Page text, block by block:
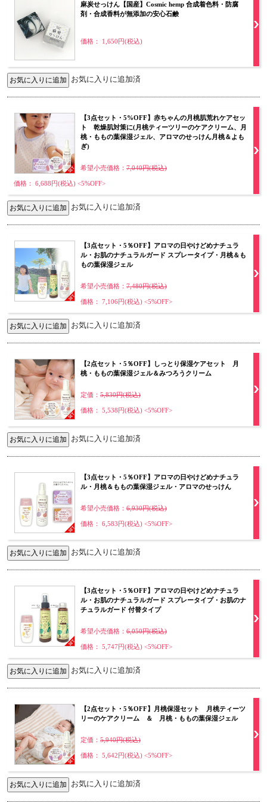
麻炭せっけん【国産】Cosmic hemp 合成着色料・防腐
剤・合成香料が無添加の安心石鹸
価格： 1,650円(税込)
お気に入りに追加済
【3点セット・5%OFF】赤ちゃんの月桃肌荒れケアセッ
ト 乾燥肌対策に(月桃ティーツリーのケアクリーム、月
桃・ももの葉保湿ジェル、アロマのせっけん月桃＆よも
ぎ)
希望小売価格： 7,040円(税込)
価格： 6,688円(税込) <5%OFF>
お気に入りに追加済
【3点セット・5％OFF】アロマの日やけどめナチュラ
ル・お肌のナチュラルガード スプレータイプ・月桃＆も
もの葉保湿ジェル
希望小売価格： 7,480円(税込)
価格： 7,106円(税込) <5%OFF>
お気に入りに追加済
【2点セット・5％OFF】しっとり保湿ケアセット 月
桃・ももの葉保湿ジェル＆みつろうクリーム
定価： 5,830円(税込)
価格： 5,538円(税込) <5%OFF>
お気に入りに追加済
【3点セット・5％OFF】アロマの日やけどめナチュラ
ル・月桃＆ももの葉保湿ジェル・アロマのせっけん
希望小売価格： 6,930円(税込)
価格： 6,583円(税込) <5%OFF>
お気に入りに追加済
【3点セット・5％OFF】アロマの日やけどめナチュラ
ル・お肌のナチュラルガード スプレータイプ・お肌のナ
チュラルガード 付替タイプ
希望小売価格： 6,050円(税込)
価格： 5,747円(税込) <5%OFF>
お気に入りに追加済
【2点セット・5％OFF】月桃保湿セット 月桃ティーツ
リーのケアクリーム ＆ 月桃・ももの葉保湿ジェル
定価： 5,940円(税込)
価格： 5,642円(税込) <5%OFF>
お気に入りに追加済